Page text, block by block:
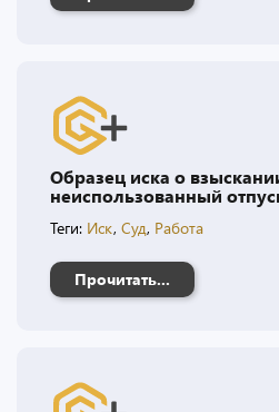
Образец иска о
неиспользованный
Теги: Иск, Суд, Работа
Прочитать...